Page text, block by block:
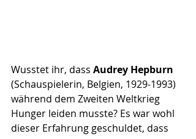
Wusstet ihr, dass Audrey Hepburn
(Schauspielerin, Belgien, 1929-1993)
während dem Zweiten Weltkrieg
Hunger leiden musste? Es war wohl
dieser Erfahrung geschuldet, dass